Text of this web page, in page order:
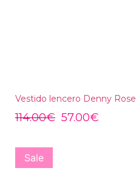
Vestido lencero Denny Rose
114.00€ 57.00€
Sale